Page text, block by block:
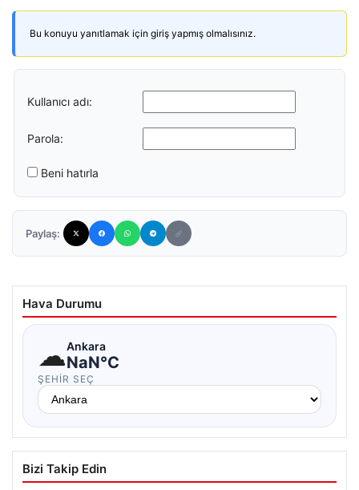
Bu konuyu yanıtlamak için giriş yapmış olmalısınız.
Kullanıcı adı:
Parola:
Beni hatırla
Paylaş:
Hava Durumu
☁Ankara
NaN°C
ŞEHIR SEÇ
Bizi Takip Edin